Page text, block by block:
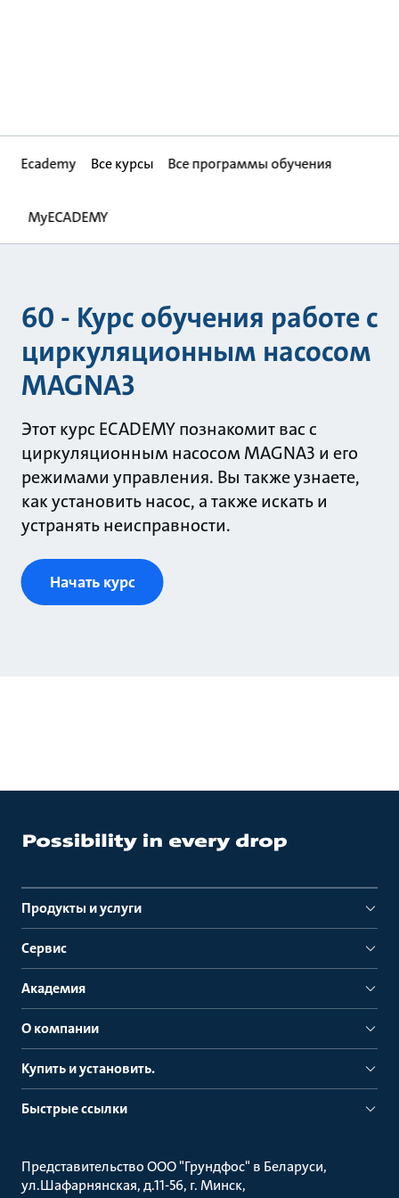
Ecademy Все курсы Все программы обучения
MyECADEMY
60 - Курс обучения работе с
циркуляционным насосом
MAGNA3
Этот курс ECADEMY познакомит вас с
циркуляционным насосом MAGNA3 и его
режимами управления. Вы также узнаете,
как установить насос, а также искать и
устранять неисправности.
Начать курс
Продукты и услуги
Сервис
Академия
О компании
Купить и установить.
Быстрые ссылки
Представительство ООО "Грундфос" в Беларуси
ул.Шафарнянская, д.11-56, г. Минск